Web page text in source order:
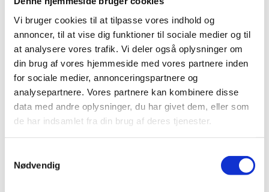
Vi bruger cookies til at tilpasse vores indhold og
annoncer, til at vise dig funktioner til sociale medier og til
at analysere vores trafik. Vi deler også oplysninger om
din brug af vores hjemmeside med vores partnere inden
for sociale medier, annonceringspartnere og
analysepartnere. Vores partnere kan kombinere disse
data med andre oplysninger, du har givet dem, eller som
de har indsamlet fra din brug af deres tjenester.
Nødvendig
Denne begivenhed er allerede
afholdt.
DETALJER
Dato: